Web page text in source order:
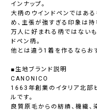
インナップ。
大柄のウインドペンではあ
め、主張が強すぎる印象は持
万人に好まれる柄ではない
ドペン柄。
他とは違う1着を作るならお
■生地ブランド説明
CANONICO
1663年創業のイタリア北部
ルです。
良質原毛からの紡績、機織、